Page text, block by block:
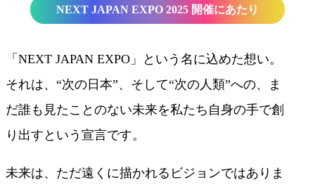
NEXT JAPAN EXPO 2025 開催にあたり
「NEXT JAPAN EXPO」という名に込めた想い。
それは、“次の日本”、そして“次の人類”への、ま
だ誰も見たことのない未来を私たち自身の手で創
り出すという宣言です。
未来は、ただ遠くに描かれるビジョンではありま